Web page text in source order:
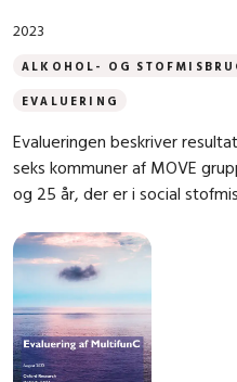
2023
ALKOHOL- OG
EVALUERING
Evalueringen beskriver
seks kommuner af MOVE
og 25 år, der er i social